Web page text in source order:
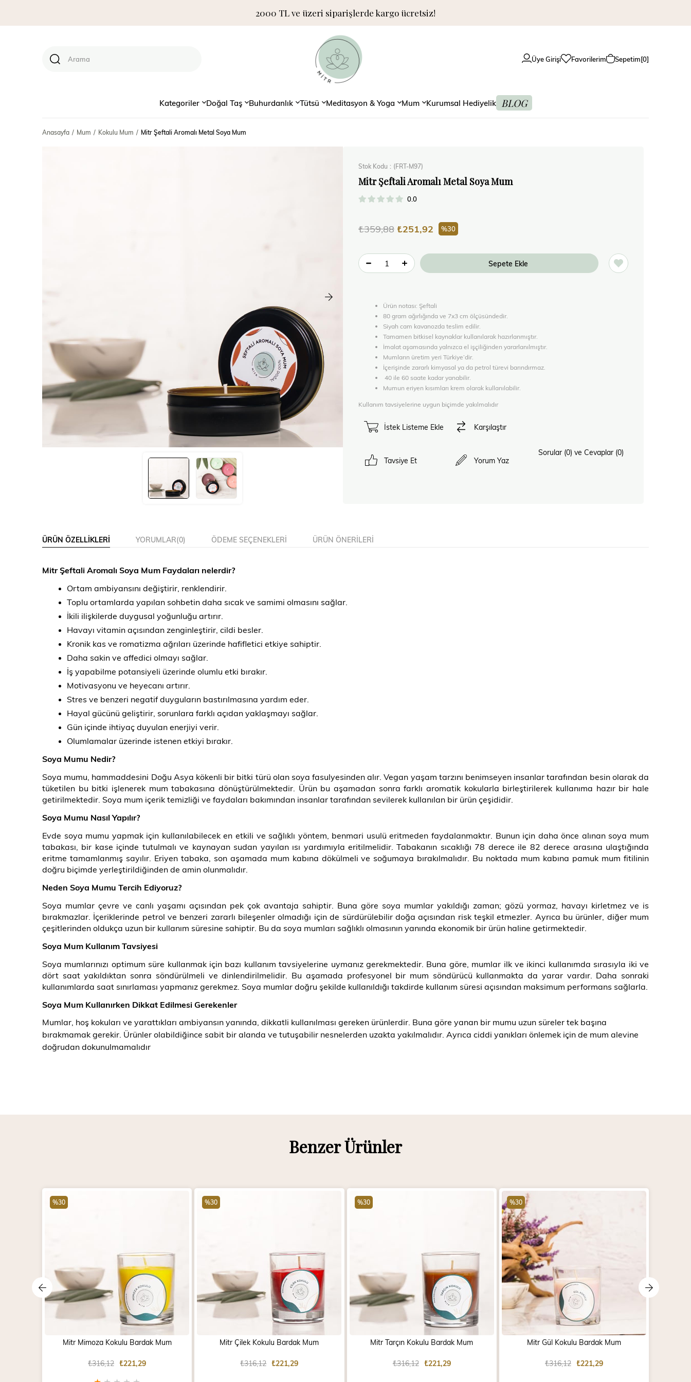
2000 TL ve üzeri siparişlerde kargo ücretsiz!
Üye Girişi Favorilerim Sepetim 0
Kategoriler Doğal Taş Buhurdanlık Tütsü Meditasyon & Yoga Mum Kurumsal Hediyelik BLOG
Anasayfa Mum Kokulu Mum Mitr Şeftali Aromalı Metal Soya Mum
Stok Kodu (FRT-M97)
Mitr Şeftali Aromalı Metal Soya Mum
0.0
₺359,88 ₺251,92 30
Ürün notası: Şeftali
80 gram ağırlığında ve 7x3 cm ölçüsündedir.
Siyah cam kavanozda teslim edilir.
Tamamen bitkisel kaynaklar kullanılarak hazırlanmıştır.
İmalat aşamasında yalnızca el işçiliğinden yararlanılmıştır.
Mumların üretim yeri Türkiye’dir.
İçerişinde zararlı kimyasal ya da petrol türevi barındırmaz.
40 ile 60 saate kadar yanabilir.
Mumun eriyen kısımları krem olarak kullanılabilir.
Kullanım tavsiyelerine uygun biçimde yakılmalıdır
İstek Listeme Ekle Karşılaştır
Tavsiye Et Yorum Yaz
Sorular (0) ve Cevaplar (0)
ÜRÜN ÖZELLIKLERI YORUMLAR(0) ÖDEME SEÇENEKLERI ÜRÜN ÖNERILERI
Mitr Şeftali Aromalı Soya Mum Faydaları nelerdir?
Ortam ambiyansını değiştirir, renklendirir.
Toplu ortamlarda yapılan sohbetin daha sıcak ve samimi olmasını sağlar.
İkili ilişkilerde duygusal yoğunluğu artırır.
Havayı vitamin açısından zenginleştirir, cildi besler.
Kronik kas ve romatizma ağrıları üzerinde hafifletici etkiye sahiptir.
Daha sakin ve affedici olmayı sağlar.
İş yapabilme potansiyeli üzerinde olumlu etki bırakır.
Motivasyonu ve heyecanı artırır.
Stres ve benzeri negatif duyguların bastırılmasına yardım eder.
Hayal gücünü geliştirir, sorunlara farklı açıdan yaklaşmayı sağlar.
Gün içinde ihtiyaç duyulan enerjiyi verir.
Olumlamalar üzerinde istenen etkiyi bırakır.
Soya Mumu Nedir?
Soya mumu, hammaddesini Doğu Asya kökenli bir bitki türü olan soya fasulyesinden alır. Vegan yaşam tarzını benimseyen insanlar tarafından besin olarak da
tüketilen bu bitki işlenerek mum tabakasına dönüştürülmektedir. Ürün bu aşamadan sonra farklı aromatik kokularla birleştirilerek kullanıma hazır bir hale
getirilmektedir. Soya mum içerik temizliği ve faydaları bakımından insanlar tarafından sevilerek kullanılan bir ürün çeşididir.
Soya Mumu Nasıl Yapılır?
Evde soya mumu yapmak için kullanılabilecek en etkili ve sağlıklı yöntem, benmari usulü eritmeden faydalanmaktır. Bunun için daha önce alınan soya mum
tabakası, bir kase içinde tutulmalı ve kaynayan sudan yayılan ısı yardımıyla eritilmelidir. Tabakanın sıcaklığı 78 derece ile 82 derece arasına ulaştığında
eritme tamamlanmış sayılır. Eriyen tabaka, son aşamada mum kabına dökülmeli ve soğumaya bırakılmalıdır. Bu noktada mum kabına pamuk mum fitilinin
doğru biçimde yerleştirildiğinden de amin olunmalıdır.
Neden Soya Mumu Tercih Ediyoruz?
Soya mumlar çevre ve canlı yaşamı açısından pek çok avantaja sahiptir. Buna göre soya mumlar yakıldığı zaman; gözü yormaz, havayı kirletmez ve is
bırakmazlar. İçeriklerinde petrol ve benzeri zararlı bileşenler olmadığı için de sürdürülebilir doğa açısından risk teşkil etmezler. Ayrıca bu ürünler, diğer mum
çeşitlerinden oldukça uzun bir kullanım süresine sahiptir. Bu da soya mumları sağlıklı olmasının yanında ekonomik bir ürün haline getirmektedir.
Soya Mum Kullanım Tavsiyesi
Soya mumlarınızı optimum süre kullanmak için bazı kullanım tavsiyelerine uymanız gerekmektedir. Buna göre, mumlar ilk ve ikinci kullanımda sırasıyla iki ve
dört saat yakıldıktan sonra söndürülmeli ve dinlendirilmelidir. Bu aşamada profesyonel bir mum söndürücü kullanmakta da yarar vardır. Daha sonraki
kullanımlarda saat sınırlaması yapmanız gerekmez. Soya mumlar doğru şekilde kullanıldığı takdirde kullanım süresi açısından maksimum performans sağlarla.
Soya Mum Kullanırken Dikkat Edilmesi Gerekenler
Mumlar, hoş kokuları ve yarattıkları ambiyansın yanında, dikkatli kullanılması gereken ürünlerdir. Buna göre yanan bir mumu uzun süreler tek başına
bırakmamak gerekir. Ürünler olabildiğince sabit bir alanda ve tutuşabilir nesnelerden uzakta yakılmalıdır. Ayrıca ciddi yanıkları önlemek için de mum alevine
doğrudan dokunulmamalıdır
Benzer Ürünler
Mitr Mimoza Kokulu Bardak Mum
₺221,29
₺316,12
%30
Mitr Çilek Kokulu Bardak Mum
₺221,29
₺316,12
%30
Mitr Tarçın Kokulu Bardak Mum
₺221,29
₺316,12
%30
Mitr Gül Kokulu Bardak Mum
₺221,29
₺316,12
%30